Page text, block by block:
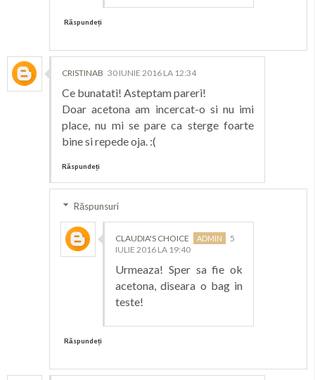
Răspundeți
CRISTINAB 30 IUNIE 2016 LA 12:34
Ce bunatati! Asteptam pareri!
Doar acetona am incercat-o si nu imi
place, nu mi se pare ca sterge foarte
bine si repede oja. :(
Răspundeți
Răspunsuri
CLAUDIA'S CHOICE
5
IULIE 2016 LA 19:40
Urmeaza! Sper sa fie ok
acetona, diseara o bag in
teste!
Răspundeți